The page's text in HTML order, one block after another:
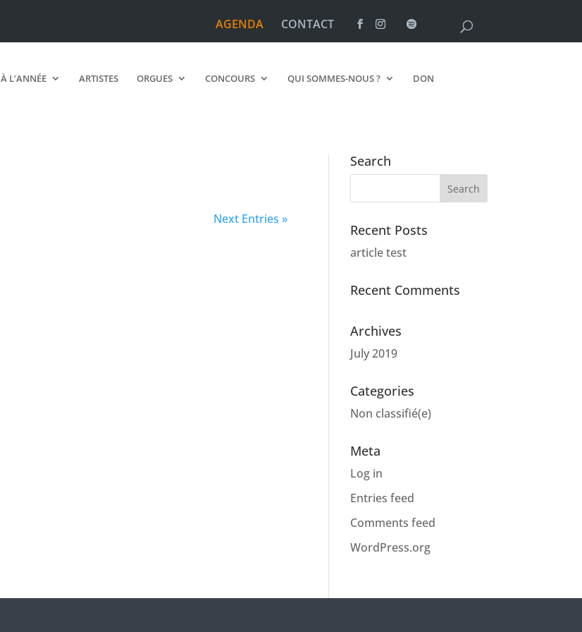
AGENDA CONTACT
À L’ANNÉE ARTISTES ORGUES CONCOURS QUI SOMMES-NOUS ? DON
Next Entries »
Search
Recent Posts
article test
Recent Comments
Archives
July 2019
Categories
Non classifié(e)
Meta
Log in
Entries feed
Comments feed
WordPress.org